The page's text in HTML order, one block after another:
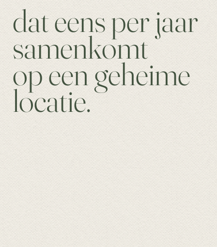
dat eens per jaar
samenkomt
op een geheime
locatie.